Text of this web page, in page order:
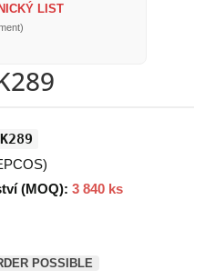
LIST
(MOQ): 3 840 ks
POSSIBLE